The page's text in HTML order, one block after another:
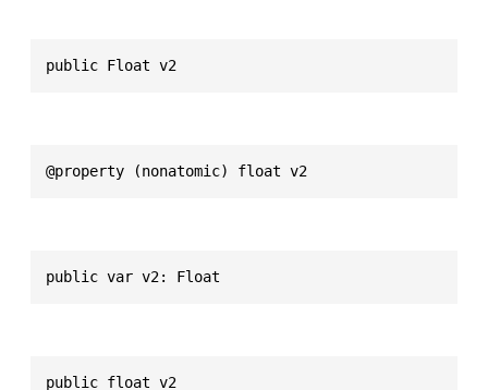
public Float v2
@property (nonatomic) float v2
public var v2: Float
public float v2